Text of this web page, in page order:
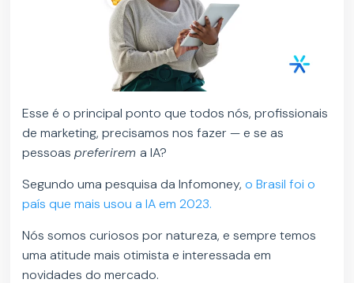
Esse é o principal ponto que todos nós, profissionais
de marketing, precisamos nos fazer — e se as
pessoaspreferirema IA?
Segundo uma pesquisa da Infomoney,o Brasil foi o
país que mais usou a IA em 2023.
Nós somos curiosos por natureza, e sempre temos
uma atitude mais otimista e interessada em
novidades do mercado.